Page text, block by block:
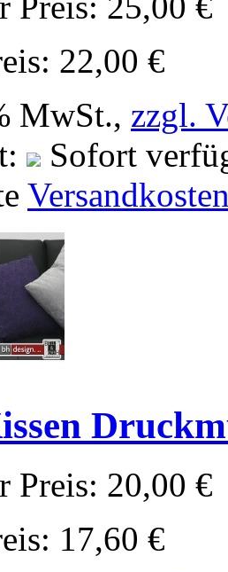
22,00 €
MwSt., zzgl.
Sofort
Preis: 20,00 €
17,60 €